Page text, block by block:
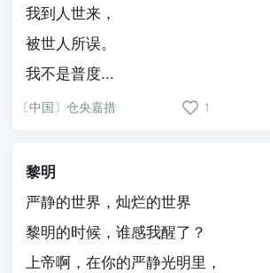
我到人世来，
被世人所误。
我不是普度...
〔中国〕仓央嘉措 1
黎明
严静的世界，灿烂的世界
黎明的时候，谁感我醒了？
上帝啊，在你的严静光明里，